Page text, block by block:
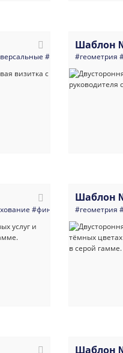
#визитка#qr_код
Шаблон
#геометрия
#финансы
Шаблон
#геометрия
Шаблон